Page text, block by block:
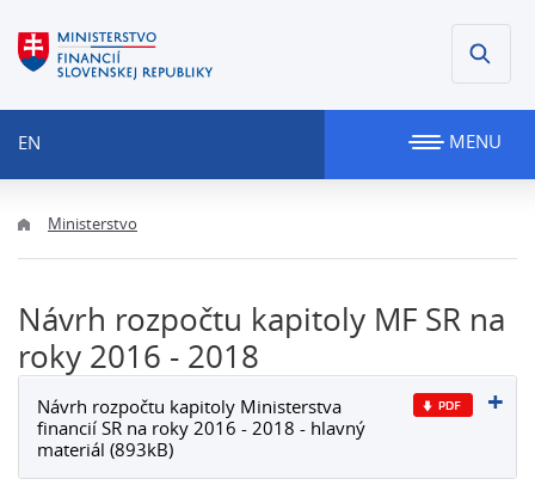
EN MENU
Ministerstvo
Návrh rozpočtu kapitoly MF SR na
roky 2016 - 2018
Návrh rozpočtu kapitoly Ministerstva
financií SR na roky 2016 - 2018 - hlavný
materiál (893kB)